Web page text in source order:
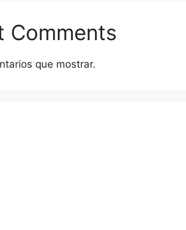
Comments
que mostrar.